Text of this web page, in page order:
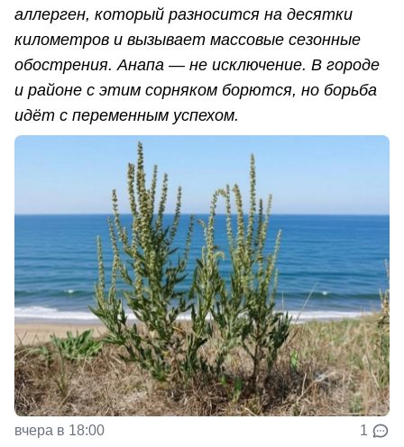
аллерген, который разносится на десятки
километров и вызывает массовые сезонные
обострения. Анапа — не исключение. В городе
и районе с этим сорняком борются, но борьба
идёт с переменным успехом.
вчера в 18:00 1